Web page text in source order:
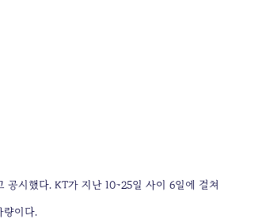
시했다. KT가 지난 10~25일 사이 6일에 걸쳐
량이다.